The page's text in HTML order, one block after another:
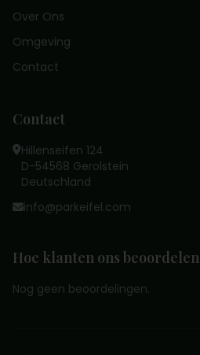
Over Ons
Omgeving
Contact
Contact
Hillenseifen 124
D-54568 Gerolstein
Deutschland
info@parkeifel.com
Hoe klanten ons beoordelen
Nog geen beoordelingen.